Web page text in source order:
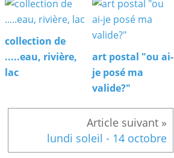
collection de
.....eau, rivière,
lac
art postal "ou ai-
je posé ma
valide?"
lundi soleil - 14 octobre